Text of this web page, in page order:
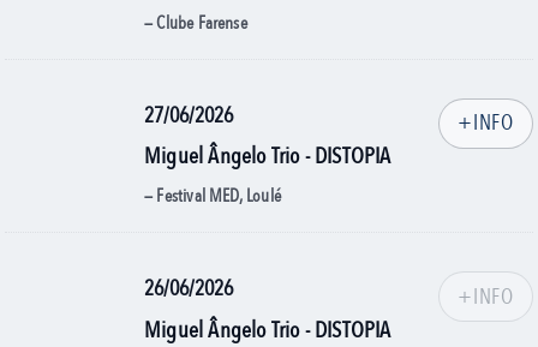
— Clube Farense
27/06/2026
Miguel Ângelo Trio - DISTOPIA
— Festival MED, Loulé
+INFO
26/06/2026
Miguel Ângelo Trio - DISTOPIA
+INFO